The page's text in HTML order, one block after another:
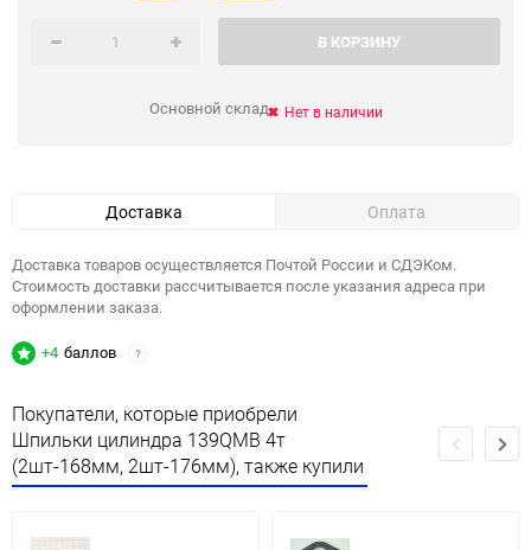
В КОРЗИНУ
Основной склад Нет в наличии
Доставка Оплата
Доставка товаров осуществляется Почтой России и СДЭКом.
Стоимость доставки рассчитывается после указания адреса при
оформлении заказа.
+4 баллов ?
Покупатели, которые приобрели
Шпильки цилиндра 139QMB 4т
(2шт-168мм, 2шт-176мм), также купили